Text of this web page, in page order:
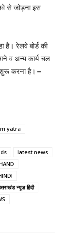
से जोड़ना इस
रेलवे बोर्ड की
व अन्य कार्य चल
करना है। –
yatra
latest news
न्यूज़ हिंदी